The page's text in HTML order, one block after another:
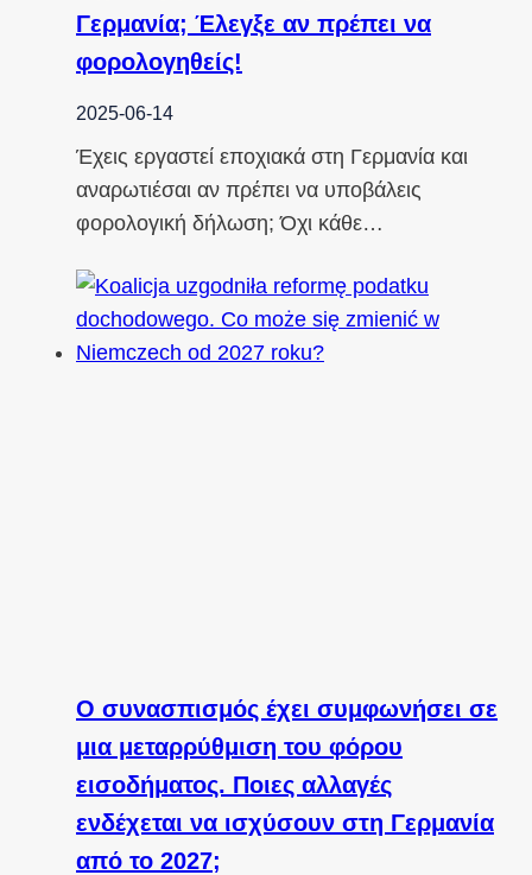
Γερμανία; Έλεγξε αν πρέπει να
φορολογηθείς!
2025-06-14
Έχεις εργαστεί εποχιακά στη Γερμανία και
αναρωτιέσαι αν πρέπει να υποβάλεις
φορολογική δήλωση; Όχι κάθε…
Ο συνασπισμός έχει συμφωνήσει σε
μια μεταρρύθμιση του φόρου
εισοδήματος. Ποιες αλλαγές
ενδέχεται να ισχύσουν στη Γερμανία
από το 2027;